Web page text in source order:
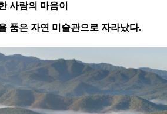
사람의 마음이
품은 자연 미술관으로 자라났다.